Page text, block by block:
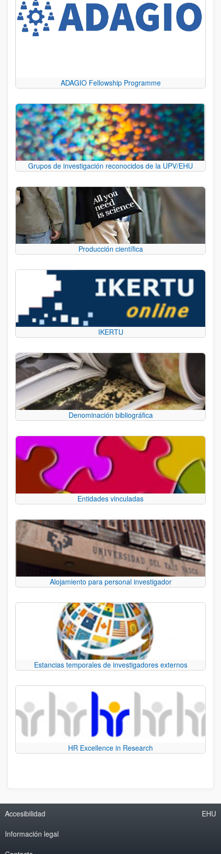
ADAGIO Fellowship Programme
Grupos de investigación reconocidos de la UPV/EHU
Producción científica
IKERTU
Denominación bibliográfica
Entidades vinculadas
Alojamiento para personal investigador
Estancias temporales de investigadores externos
HR Excellence in Research
Accesibilidad
Información legal
EHU